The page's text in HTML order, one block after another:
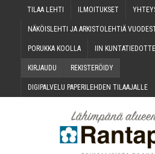
TILAA LEH­TI ILMOI­TUK­SET
NÄKÖIS­LEH­TI JA ARKIS­TO­LEH­TIÄ
PORUK­KA KOOLLA IIN
KIR­JAU­DU REKIS­TE­RÖI­DY
DIGI­PAL­VE­LU PAPE­RI­LEH­DEN TILAAJALLE